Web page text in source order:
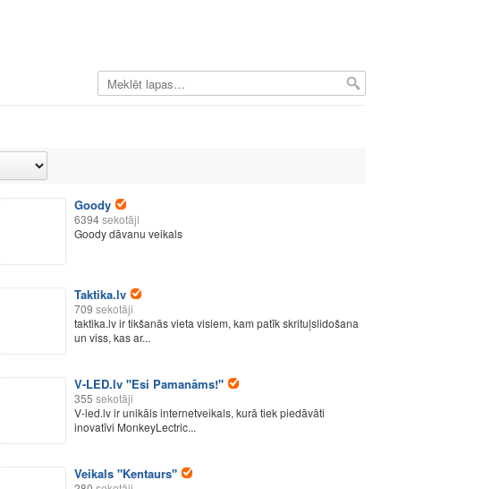
Goody
6394sekotāji
Goody dāvanu veikals
Taktika.lv
709 sekotāji
taktika.lv ir tikšanās vieta visiem, kam patīk skrituļslidošana
un viss, kas ar...
V-LED.lv ''Esi Pamanāms!''
355 sekotāji
V-led.lv ir unikāls internetveikals, kurā tiek piedāvāti
inovatīvi MonkeyLectric...
Veikals "Kentaurs"